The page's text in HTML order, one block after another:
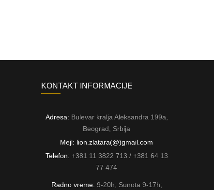
KONTAKT INFORMACIJE
Adresa: Bulevar kralja Aleksandra 199a,
Beograd, Srbija
Mejl: lion.zlatara(@)gmail.com
Telefon: +381 11 3822 713 / +381 64 13
77 474
Radno vreme: 9-20h; Sunota 9-17h;